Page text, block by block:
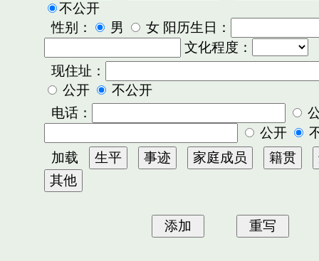
不公开
性别：
男
女 阳历生日：
文化程度：
现住址：
公开
不公开
电话：
公开
加载